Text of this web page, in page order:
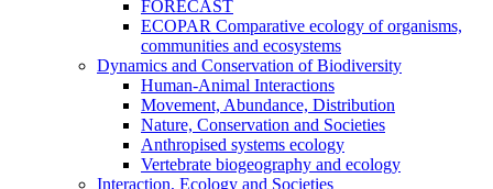
FORECAST
ECOPAR Comparative ecology of organisms,
communities and ecosystems
Dynamics and Conservation of Biodiversity
Human-Animal Interactions
Movement, Abundance, Distribution
Nature, Conservation and Societies
Anthropised systems ecology
Vertebrate biogeography and ecology
Interaction, Ecology and Societies